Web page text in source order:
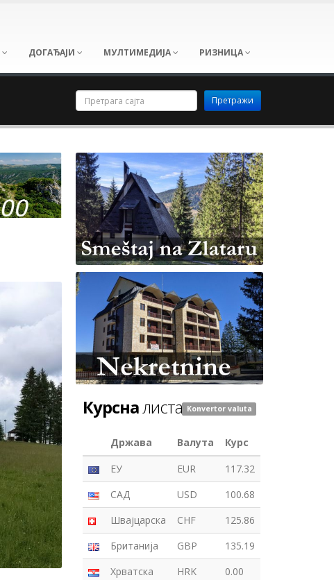
ДОГАЂАЈИ МУЛТИМЕДИЈА РИЗНИЦА
Курсналиста Konvertor valuta
Држава Валута
Курс
ЕУ
EUR
117.32
САД
USD
100.68
Швајцарска
CHF
125.86
Британија
GBP
135.19
Хрватска
HRK
0.00